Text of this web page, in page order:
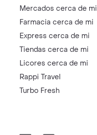
Mercados cerca de mi
Farmacia cerca de mi
Express cerca de mi
Tiendas cerca de mi
Licores cerca de mi
Rappi Travel
Turbo Fresh